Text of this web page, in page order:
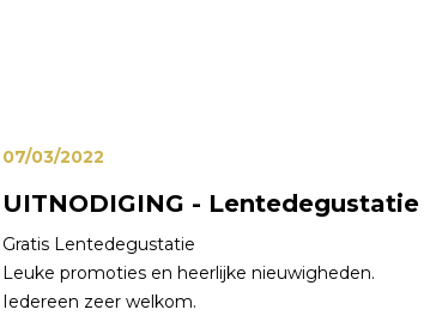
07/03/2022
UITNODIGING -
Gratis Lentedegustatie
Leuke promoties en heerlijke nieuwigheden.
Iedereen zeer welkom.